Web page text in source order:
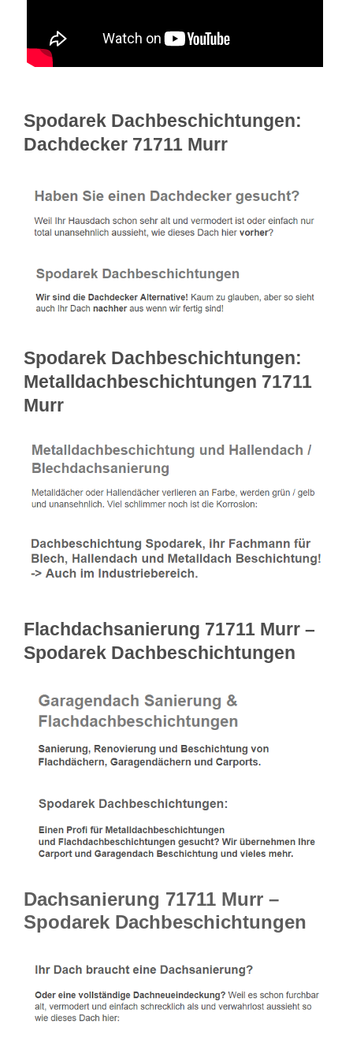
Spodarek Dachbeschichtungen:
Dachdecker 71711 Murr
Spodarek Dachbeschichtungen:
Metalldachbeschichtungen 71711
Murr
Flachdachsanierung 71711 Murr –
Spodarek Dachbeschichtungen
Dachsanierung 71711 Murr –
Spodarek Dachbeschichtungen